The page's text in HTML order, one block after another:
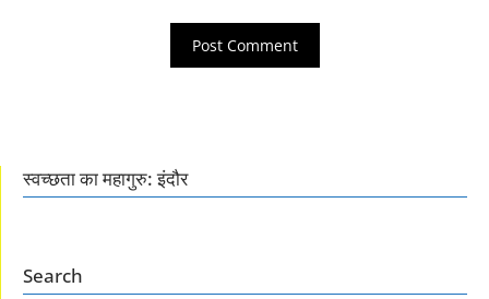
स्वच्छता का महागुरु: इंदौर
Search